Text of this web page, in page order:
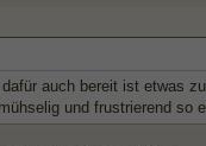
auch bereit ist etwas zu
und frustrierend so